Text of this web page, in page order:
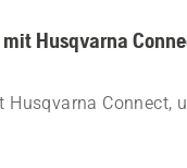
Husqvarna
Connect,
Sie Echtzeit-Updates,